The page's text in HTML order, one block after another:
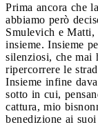
Prima ancora che
abbiamo però
Smulevich e Matti,
insieme. Insieme
silenziosi, che mai
ripercorrere le
Insieme infine
sotto in cui,
cattura, mio
benedizione ai